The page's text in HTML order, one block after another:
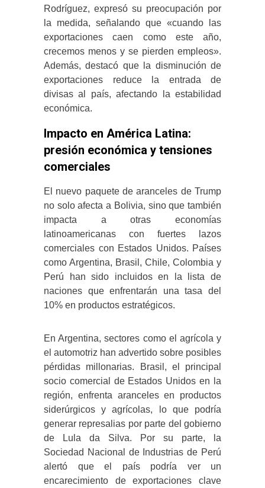
Rodríguez, expresó su preocupación por
la medida, señalando que «cuando las
exportaciones caen como este año,
crecemos menos y se pierden empleos».
Además, destacó que la disminución de
exportaciones reduce la entrada de
divisas al país, afectando la estabilidad
económica.
Impacto en América Latina:
presión económica y tensiones
comerciales
El nuevo paquete de aranceles de Trump
no solo afecta a Bolivia, sino que también
impacta a otras economías
latinoamericanas con fuertes lazos
comerciales con Estados Unidos. Países
como Argentina, Brasil, Chile, Colombia y
Perú han sido incluidos en la lista de
naciones que enfrentarán una tasa del
10% en productos estratégicos.
En Argentina, sectores como el agrícola y
el automotriz han advertido sobre posibles
pérdidas millonarias. Brasil, el principal
socio comercial de Estados Unidos en la
región, enfrenta aranceles en productos
siderúrgicos y agrícolas, lo que podría
generar represalias por parte del gobierno
de Lula da Silva. Por su parte, la
Sociedad Nacional de Industrias de Perú
alertó que el país podría ver un
encarecimiento de exportaciones clave